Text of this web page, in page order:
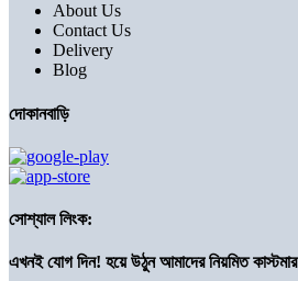
About Us
Contact Us
Delivery
Blog
দোকানবাড়ি
সোশ্যাল লিংক:
এখনই যোগ দিন! হয়ে উঠুন আমাদের নিয়মিত কাস্টমার